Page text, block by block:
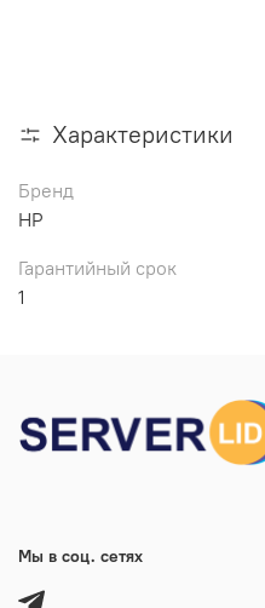
Характеристики
Бренд
HP
Гарантийный срок
1
Мы в соц. сетях